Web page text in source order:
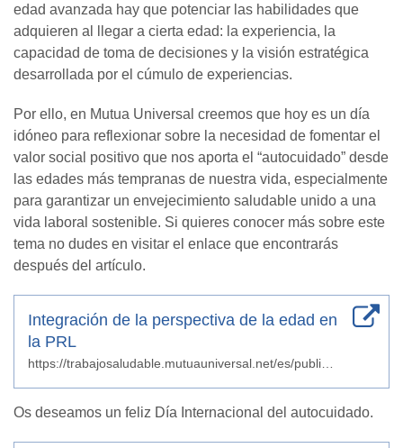
edad avanzada hay que potenciar las habilidades que
adquieren al llegar a cierta edad: la experiencia, la
capacidad de toma de decisiones y la visión estratégica
desarrollada por el cúmulo de experiencias.
Por ello, en Mutua Universal creemos que hoy es un día
idóneo para reflexionar sobre la necesidad de fomentar el
valor social positivo que nos aporta el “autocuidado” desde
las edades más tempranas de nuestra vida, especialmente
para garantizar un envejecimiento saludable unido a una
vida laboral sostenible. Si quieres conocer más sobre este
tema no dudes en visitar el enlace que encontrarás
después del artículo.
Integración de la perspectiva de la edad en
la PRL
Os deseamos un feliz Día Internacional del autocuidado.